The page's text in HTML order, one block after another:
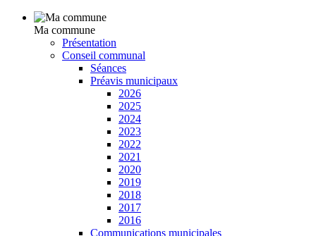
Ma commune
Présentation
Conseil communal
Séances
Préavis municipaux
2026
2025
2024
2023
2022
2021
2020
2019
2018
2017
2016
Communications municipales